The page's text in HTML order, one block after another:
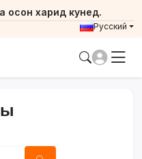
осон харид кунед.
Русский